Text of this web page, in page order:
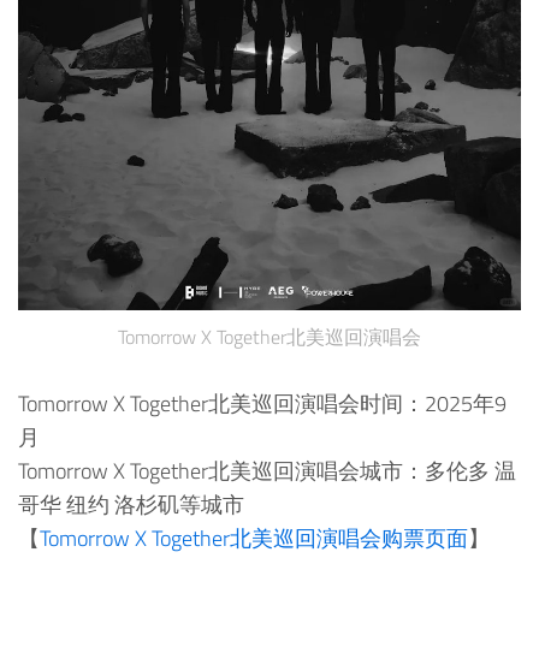
Tomorrow X Together北美巡回演唱会
Tomorrow X Together北美巡回演唱会时间：2025年9
月
Tomorrow X Together北美巡回演唱会城市：多伦多 温
哥华 纽约 洛杉矶等城市
【Tomorrow X Together北美巡回演唱会购票页面】